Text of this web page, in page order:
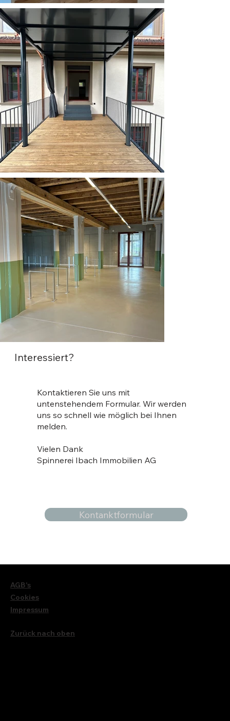
Interessiert?
Kontaktieren Sie uns mit
untenstehendem Formular. Wir werden
uns so schnell wie möglich bei Ihnen
melden.
Vielen Dank
Spinnerei Ibach Immobilien AG
Kontanktformular
Zurück nach oben
AGB's
Cookies
Impressum